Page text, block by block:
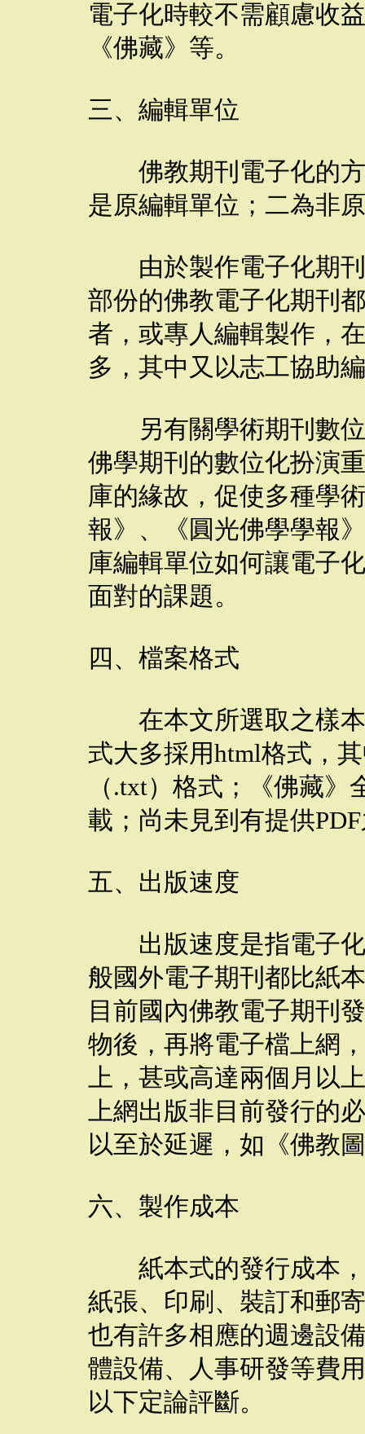
電子化時較不需顧慮收
《佛藏》等。
三、編輯單位
佛教期刊電子化的方
是原編輯單位；二為非
由於製作電子化期刊
部份的佛教電子化期刊
者，或專人編輯製作，
多，其中又以志工協助
另有關學術期刊數位
佛學期刊的數位化扮演
庫的緣故，促使多種學
報》、《圓光佛學學報
庫編輯單位如何讓電子
面對的課題。
四、檔案格式
在本文所選取之樣本
式大多採用html格式，
（.txt）格式；《佛藏
載；尚未見到有提供
五、出版速度
出版速度是指電子化
般國外電子期刊都比紙
目前國內佛教電子期刊
物後，再將電子檔上網
上，甚或高達兩個月以
上網出版非目前發行的
以至於延遲，如《佛教
六、製作成本
紙本式的發行成本，
紙張、印刷、裝訂和郵
也有許多相應的週邊設
體設備、人事研發等費
以下定論評斷。